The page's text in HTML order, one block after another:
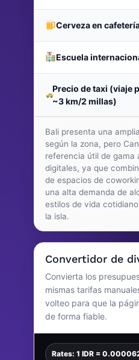
Cerveza en
Escuela
Precio de taxi (viaje
~3 km/2 millas)
Bali presenta una
según la zona, pero
referencia útil de gama
digitales, ya que
de espacios de
una alta demanda de
estilos de vida
la isla.
Convertidor de
Convierta los
mismas tarifas
volteo para que la
de forma fiable.
Rates: 1 IDR =